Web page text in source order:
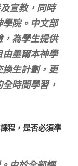
宣教，同時
院。中文部
為學生提供
墨爾本神學
生計劃，更
時間學習，
程，是否必須準